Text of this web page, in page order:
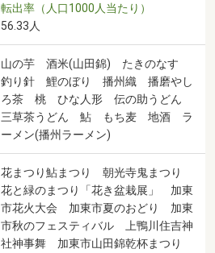
転出率（人口1000人当たり）
56.33人
山の芋 酒米(山田錦) たきのなす
釣り針 鯉のぼり 播州織 播磨やし
ろ茶 桃 ひな人形 伝の助うどん
三草茶うどん 鮎 もち麦 地酒 ラ
ーメン(播州ラーメン)
花まつり鮎まつり 朝光寺鬼まつり
花と緑のまつり「花き盆栽展」 加東
市花火大会 加東市夏のおどり 加東
市秋のフェスティバル 上鴨川住吉神
社神事舞 加東市山田錦乾杯まつり